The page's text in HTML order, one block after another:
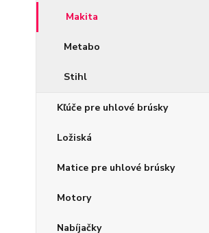
Makita
Metabo
Stihl
Kľúče pre uhlové brúsky
Ložiská
Matice pre uhlové brúsky
Motory
Nabíjačky